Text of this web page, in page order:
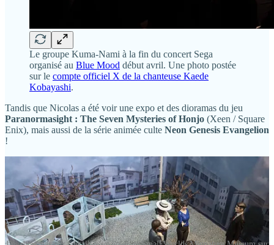
Le groupe Kuma-Nami à la fin du concert Sega
organisé au Blue Mood début avril. Une photo postée
sur le compte officiel X de la chanteuse Kaede
Kobayashi.
Tandis que Nicolas a été voir une expo et des dioramas du jeu
Paranormasight : The Seven Mysteries of Honjo (Xeen / Square
Enix), mais aussi de la série animée culte Neon Genesis Evangelion
!